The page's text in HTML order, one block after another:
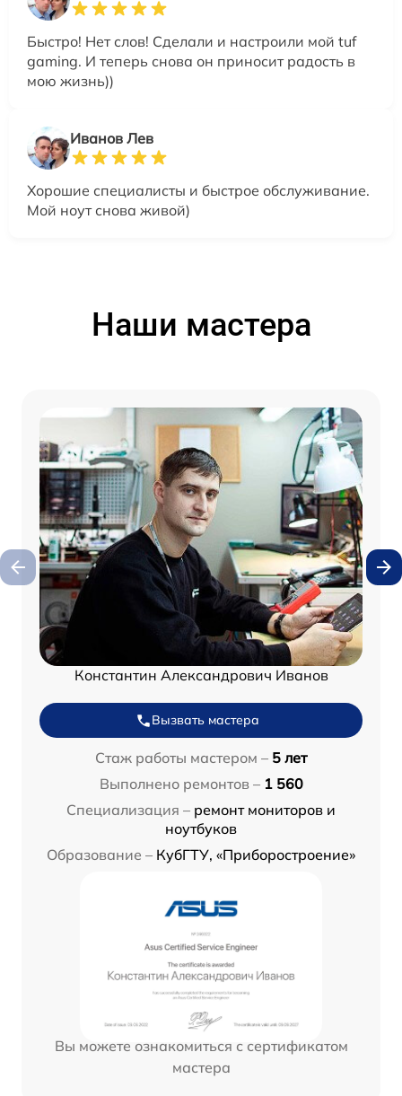
Быстро! Нет слов! Сделали и настроили мой tuf
gaming. И теперь снова он приносит радость в
мою жизнь))
Иванов Лев
Хорошие специалисты и быстрое обслуживание.
Мой ноут снова живой)
Наши мастера
Константин Александрович Иванов
Вызвать мастера
Стаж работы мастером – 5 лет
Выполнено ремонтов – 1 560
Специализация – ремонт мониторов и
ноутбуков
Образование – КубГТУ, «Приборостроение»
Вы можете ознакомиться с сертификатом
мастера